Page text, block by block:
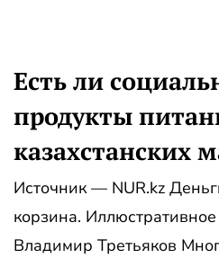
Есть ли
продукты
казахстанских
Источник — NUR.kz
корзина.
Владимир Третьяков